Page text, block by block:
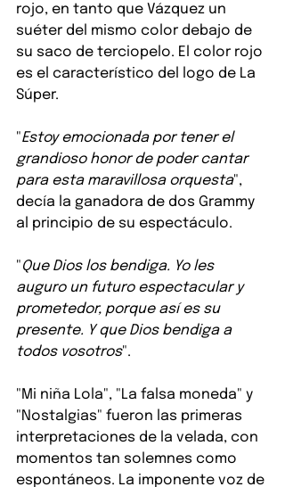
rojo, en tanto que Vázquez un
suéter del mismo color debajo de
su saco de terciopelo. El color rojo
es el característico del logo de La
Súper.
"Estoy emocionada por tener el
grandioso honor de poder cantar
para esta maravillosa orquesta",
decía la ganadora de dos Grammy
al principio de su espectáculo.
"Que Dios los bendiga. Yo les
auguro un futuro espectacular y
prometedor, porque así es su
presente. Y que Dios bendiga a
todos vosotros".
"Mi niña Lola", "La falsa moneda" y
"Nostalgias" fueron las primeras
interpretaciones de la velada, con
momentos tan solemnes como
espontáneos. La imponente voz de